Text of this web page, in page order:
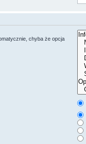
chyba że opcja